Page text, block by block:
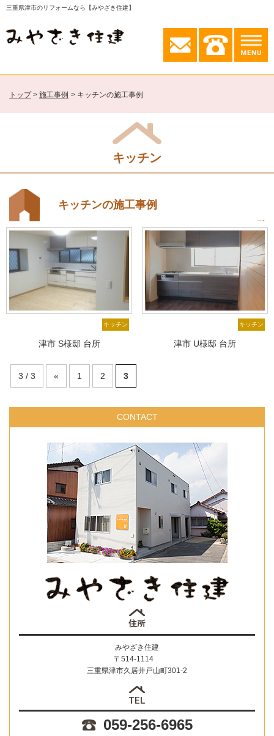
三重県津市のリフォームなら【みやざき住建】
トップ 施工事例 キッチンの施工事例
キッチン
キッチンの施工事例
キッチン
津市 S様邸 台所
キッチン
津市 U様邸 台所
3 / 3 « 1 2 3
CONTACT
みやざき住建
〒514-1114
三重県津市久居井戸山町301-2
059-256-6965